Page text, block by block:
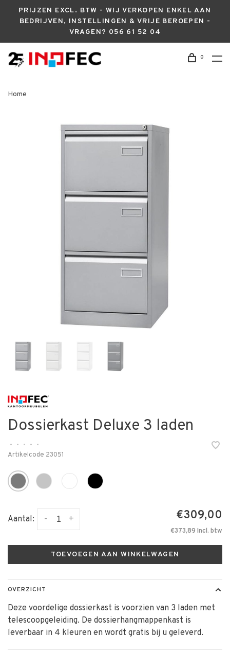
PRIJZEN EXCL. BTW - WIJ VERKOPEN ENKEL AAN
BEDRIJVEN, INSTELLINGEN & VRIJE BEROEPEN -
VRAGEN? 056 61 52 04
0
Home
Dossierkast Deluxe 3 laden
• • • •
•
Artikelcode 23051
Aantal: +
- €309,00
€373,89 Incl. btw
TOEVOEGEN AAN WINKELWAGEN
OVERZICHT
Deze voordelige dossierkast is voorzien van 3 laden met
telescoopgeleiding. De dossierhangmappenkast is
leverbaar in 4 kleuren en wordt gratis bij u geleverd.